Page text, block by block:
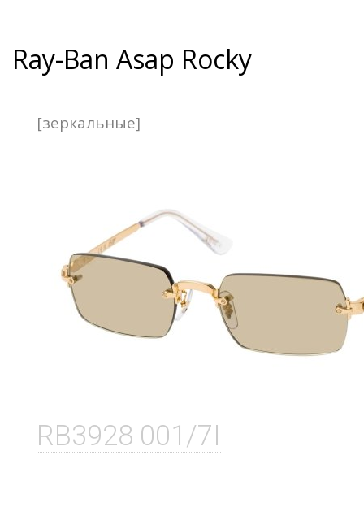
Ray-Ban Asap Rocky
RB3928 001/7I
[зеркальные]